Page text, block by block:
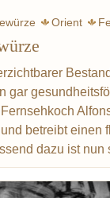
Orient
gar
betreibt einen
dazu ist